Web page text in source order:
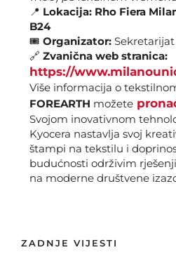
📍 Lokacija: Rho Fiera
B24
🎟 Organizator:
🔗 Zvanična web stranica:
https://
Više informacija o
FOREARTH možete
Svojom inovativnom
Kyocera nastavlja svoj
štampi na tekstilu i
budućnosti održivim
na moderne društvene
ZADNJE VIJESTI